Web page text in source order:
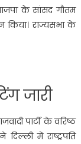
के सांसद गौतम
किया। राज्यसभा के
जारी
पार्टी के वरिष्ठ
में राष्ट्रपति